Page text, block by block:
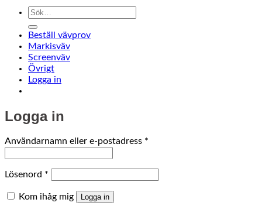
Sök
Beställ vävprov
Markisväv
Screenväv
Övrigt
Logga in
Logga in
Användarnamn eller e-postadress *
Lösenord *
Kom ihåg mig Logga in